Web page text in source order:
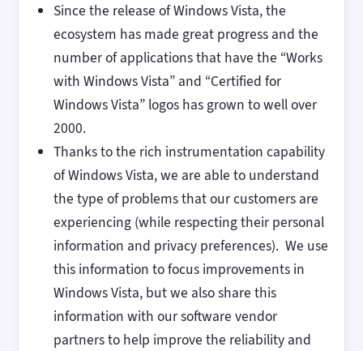
Since the release of Windows Vista, the
ecosystem has made great progress and the
number of applications that have the “Works
with Windows Vista” and “Certified for
Windows Vista” logos has grown to well over
2000.
Thanks to the rich instrumentation capability
of Windows Vista, we are able to understand
the type of problems that our customers are
experiencing (while respecting their personal
information and privacy preferences). We use
this information to focus improvements in
Windows Vista, but we also share this
information with our software vendor
partners to help improve the reliability and